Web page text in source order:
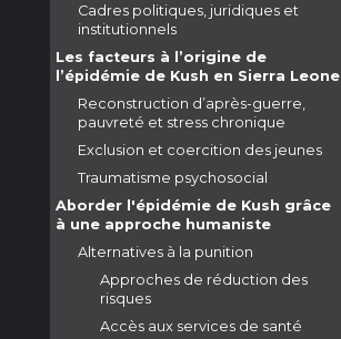
Cadres politiques, juridiques et
institutionnels
Les facteurs à l’origine de
l’épidémie de Kush en Sierra Leone
Reconstruction d’après-guerre,
pauvreté et stress chronique
Exclusion et coercition des jeunes
Traumatisme psychosocial
Aborder l'épidémie de Kush grâce
à une approche humaniste
Alternatives à la punition
Approches de réduction des
risques
Accès aux services de santé